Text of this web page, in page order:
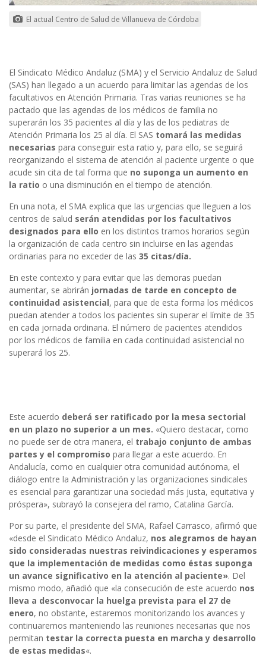
El actual Centro de Salud de Villanueva de Córdoba
El Sindicato Médico Andaluz (SMA) y el Servicio Andaluz de Salud
(SAS) han llegado a un acuerdo para limitar las agendas de los
facultativos en Atención Primaria. Tras varias reuniones se ha
pactado que las agendas de los médicos de familia no
superarán los 35 pacientes al día y las de los pediatras de
Atención Primaria los 25 al día. El SAS tomará las medidas
necesarias para conseguir esta ratio y, para ello, se seguirá
reorganizando el sistema de atención al paciente urgente o que
acude sin cita de tal forma que no suponga un aumento en
la ratio o una disminución en el tiempo de atención.
En una nota, el SMA explica que las urgencias que lleguen a los
centros de salud serán atendidas por los facultativos
designados para ello en los distintos tramos horarios según
la organización de cada centro sin incluirse en las agendas
ordinarias para no exceder de las 35 citas/día.
En este contexto y para evitar que las demoras puedan
aumentar, se abrirán jornadas de tarde en concepto de
continuidad asistencial, para que de esta forma los médicos
puedan atender a todos los pacientes sin superar el límite de 35
en cada jornada ordinaria. El número de pacientes atendidos
por los médicos de familia en cada continuidad asistencial no
superará los 25.
Este acuerdo deberá ser ratificado por la mesa sectorial
en un plazo no superior a un mes. «Quiero destacar, como
no puede ser de otra manera, el trabajo conjunto de ambas
partes y el compromiso para llegar a este acuerdo. En
Andalucía, como en cualquier otra comunidad autónoma, el
diálogo entre la Administración y las organizaciones sindicales
es esencial para garantizar una sociedad más justa, equitativa y
próspera», subrayó la consejera del ramo, Catalina García.
Por su parte, el presidente del SMA, Rafael Carrasco, afirmó que
«desde el Sindicato Médico Andaluz, nos alegramos de hayan
sido consideradas nuestras reivindicaciones y esperamos
que la implementación de medidas como éstas suponga
un avance significativo en la atención al paciente». Del
mismo modo, añadió que «la consecución de este acuerdo nos
lleva a desconvocar la huelga prevista para el 27 de
enero, no obstante, estaremos monitorizando los avances y
continuaremos manteniendo las reuniones necesarias que nos
permitan testar la correcta puesta en marcha y desarrollo
de estas medidas«.